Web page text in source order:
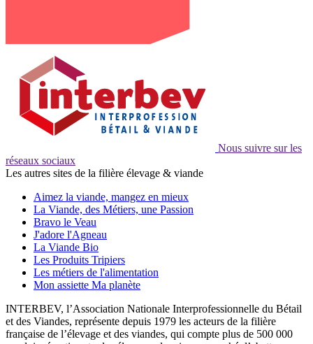
Nous suivre sur les
réseaux sociaux
Les autres sites de la filière élevage & viande
Aimez la viande, mangez en mieux
La Viande, des Métiers, une Passion
Bravo le Veau
J'adore l'Agneau
La Viande Bio
Les Produits Tripiers
Les métiers de l'alimentation
Mon assiette Ma planète
INTERBEV, l’Association Nationale Interprofessionnelle du Bétail
et des Viandes, représente depuis 1979 les acteurs de la filière
française de l’élevage et des viandes, qui compte plus de 500 000